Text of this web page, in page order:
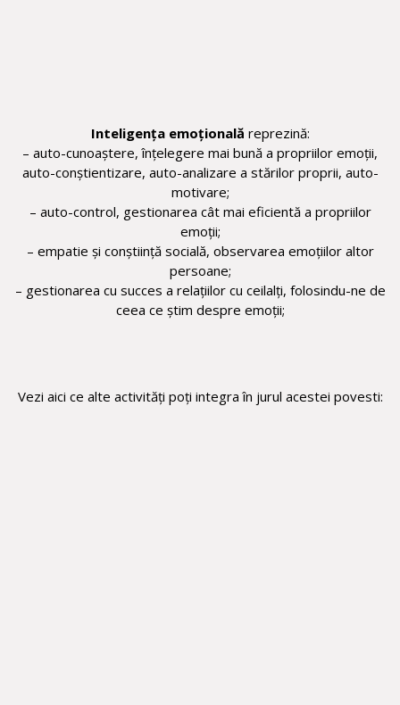
Inteligența emoțională reprezină:
– auto-cunoaștere, înțelegere mai bună a propriilor emoții,
auto-conștientizare, auto-analizare a stărilor proprii, auto-
motivare;
– auto-control, gestionarea cât mai eficientă a propriilor
emoții;
– empatie și conștiință socială, observarea emoțiilor altor
persoane;
– gestionarea cu succes a relațiilor cu ceilalți, folosindu-ne de
ceea ce știm despre emoții;
Vezi aici ce alte activități poți integra în jurul acestei povesti: